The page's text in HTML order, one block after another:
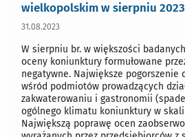
wielkopolskim w sierpniu
31.08.2023
W sierpniu br. w większości
oceny koniunktury formułowane
negatywne. Największe pogorszenie
wśród podmiotów prowadzących
zakwaterowaniu i gastronomii
ogólnego klimatu koniunktury w
Największą poprawę ocen